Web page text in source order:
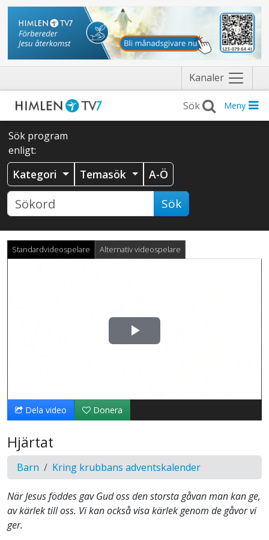
Kanaler Näytä
valikko
Meny
Sök program
enligt:
Kategori Temasök A-Ö
Sök
Standardvideospelare Alternativ videospelare
Spela
video
Dela video Donera
Hjärtat
Barn Kring krubbans adventskalender
När Jesus föddes gav Gud oss den storsta gåvan man kan ge,
av kärlek till oss. Vi kan också visa kärlek genom de gåvor vi
ger.